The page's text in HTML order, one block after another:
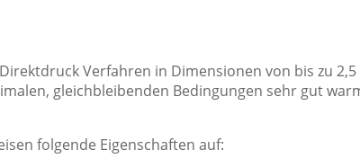
Verfahren in Dimensionen von bis zu
gleichbleibenden Bedingungen sehr gut
folgende Eigenschaften auf: